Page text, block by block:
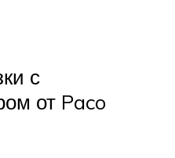
с
от Paco